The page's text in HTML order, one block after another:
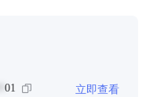
01 立即查看